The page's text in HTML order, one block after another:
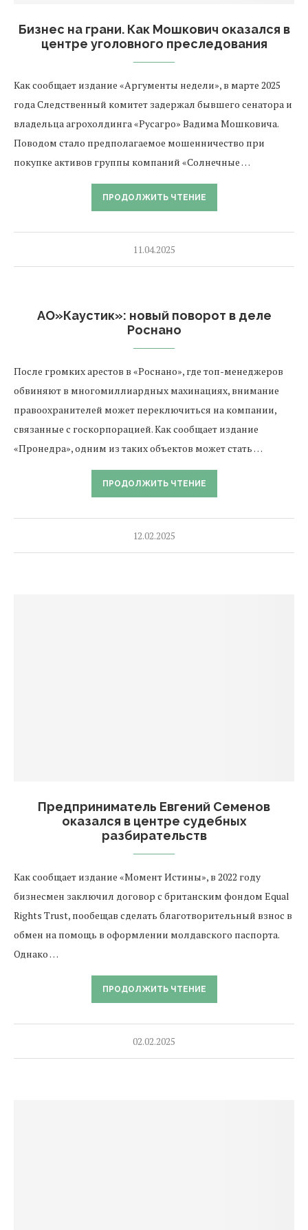
Бизнес на грани. Как Мошкович оказался в
центре уголовного преследования
Как сообщает издание «Аргументы недели», в марте 2025
года Следственный комитет задержал бывшего сенатора и
владельца агрохолдинга «Русагро» Вадима Мошковича.
Поводом стало предполагаемое мошенничество при
покупке активов группы компаний «Солнечные …
ПРОДОЛЖИТЬ ЧТЕНИЕ
11.04.2025
АО»Каустик»: новый поворот в деле
Роснано
После громких арестов в «Роснано», где топ-менеджеров
обвиняют в многомиллиардных махинациях, внимание
правоохранителей может переключиться на компании,
связанные с госкорпорацией. Как сообщает издание
«Пронедра», одним из таких объектов может стать …
ПРОДОЛЖИТЬ ЧТЕНИЕ
12.02.2025
Предприниматель Евгений Семенов
оказался в центре судебных
разбирательств
Как сообщает издание «Момент Истины», в 2022 году
бизнесмен заключил договор с британским фондом Equal
Rights Trust, пообещав сделать благотворительный взнос в
обмен на помощь в оформлении молдавского паспорта.
Однако …
ПРОДОЛЖИТЬ ЧТЕНИЕ
02.02.2025